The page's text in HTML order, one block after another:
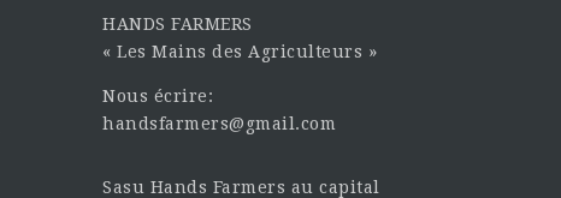
HANDS FARMERS
« Les Mains des Agriculteurs »
Nous écrire:
handsfarmers@gmail.com
Sasu Hands Farmers au capital